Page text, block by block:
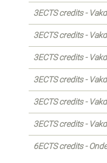
3ECTS credits -
3ECTS credits -
3ECTS credits -
3ECTS credits -
3ECTS credits -
3ECTS credits -
6ECTS credits -